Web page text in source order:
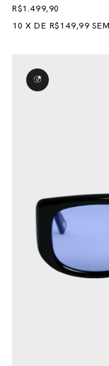
R$1.499,90
10 XDE R$149,99